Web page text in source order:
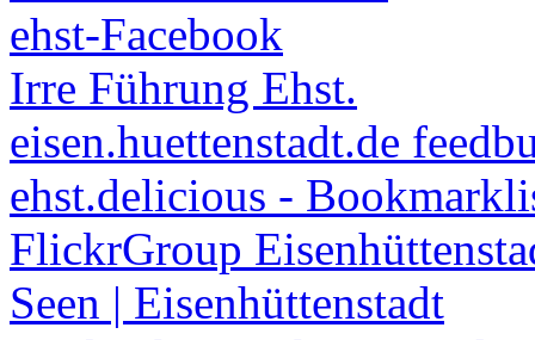
ehst-Facebook
Irre Führung Ehst.
eisen.huettenstadt.de
ehst.delicious -
FlickrGroup
Seen | Eisenhüttenstadt